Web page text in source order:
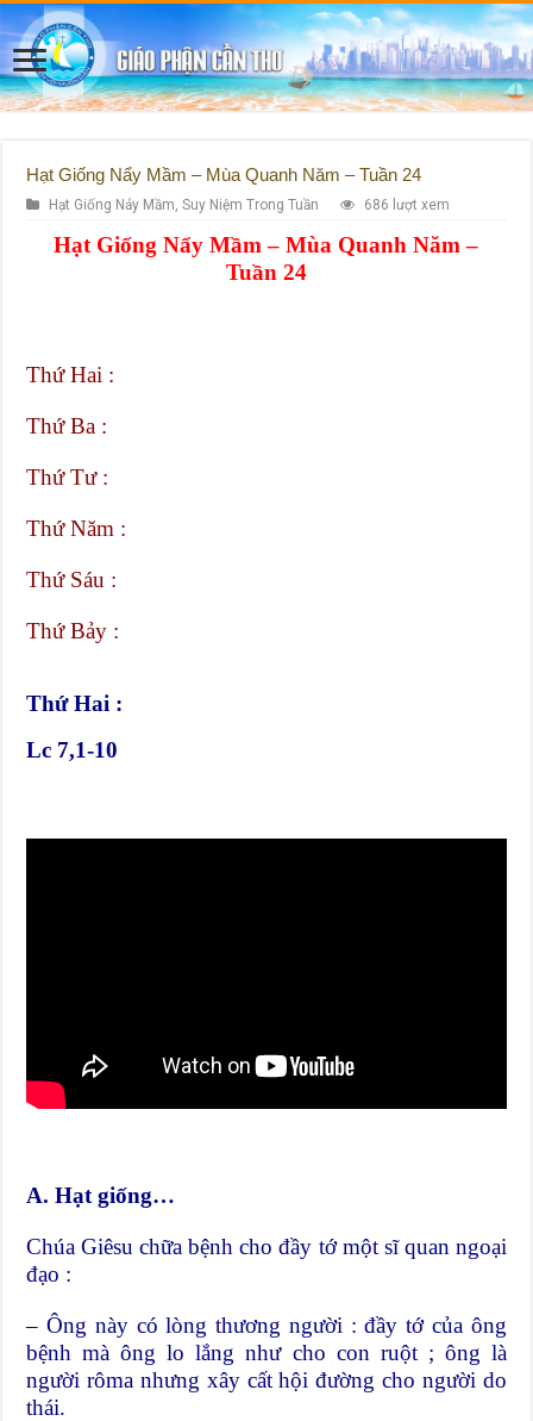
Hạt Giống Nẩy Mầm – Mùa Quanh Năm – Tuần 24
Hạt Giống Nảy Mầm ,Suy Niệm Trong Tuần 686 lượt xem
Hạt Giống Nẩy Mầm – Mùa Quanh Năm –
Tuần 24
Thứ Hai :
Thứ Ba :
Thứ Tư :
Thứ Năm :
Thứ Sáu :
Thứ Bảy :
Thứ Hai :
Lc 7,1-10
A. Hạt giống…
Chúa Giêsu chữa bệnh cho đầy tớ một sĩ quan ngoại
đạo :
– Ông này có lòng thương người : đầy tớ của ông
bệnh mà ông lo lắng như cho con ruột ; ông là
người rôma nhưng xây cất hội đường cho người do
thái.